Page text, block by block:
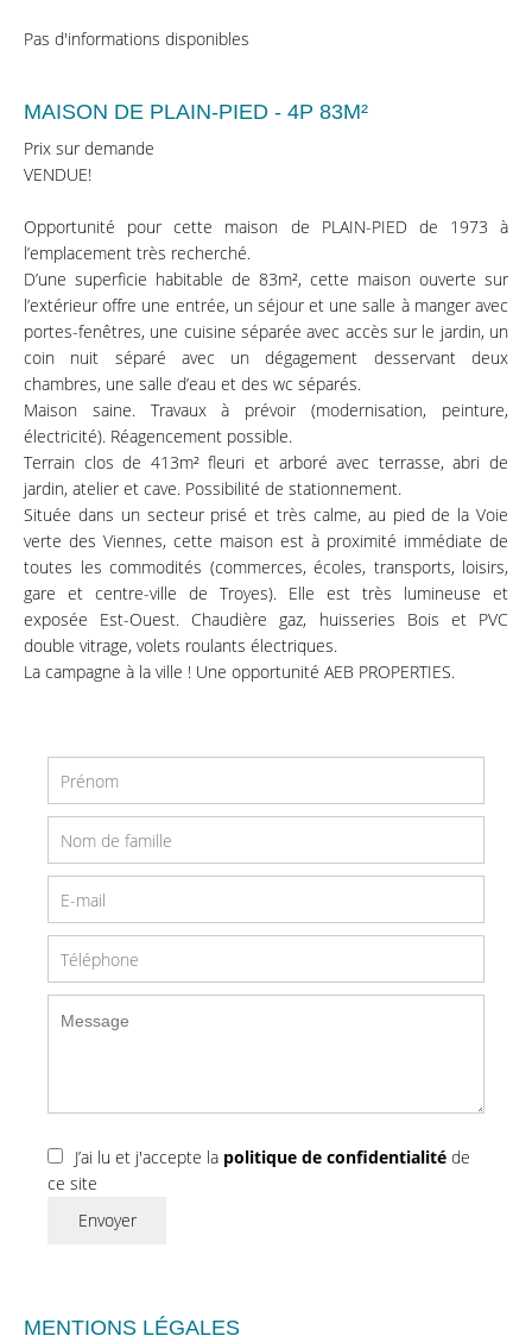
Pas d'informations disponibles
MAISON DE PLAIN-PIED - 4P 83M²
Prix sur demande
VENDUE!
Opportunité pour cette maison de PLAIN-PIED de 1973 à
l’emplacement très recherché.
D’une superficie habitable de 83m², cette maison ouverte sur
l’extérieur offre une entrée, un séjour et une salle à manger avec
portes-fenêtres, une cuisine séparée avec accès sur le jardin, un
coin nuit séparé avec un dégagement desservant deux
chambres, une salle d’eau et des wc séparés.
Maison saine. Travaux à prévoir (modernisation, peinture,
électricité). Réagencement possible.
Terrain clos de 413m² fleuri et arboré avec terrasse, abri de
jardin, atelier et cave. Possibilité de stationnement.
Située dans un secteur prisé et très calme, au pied de la Voie
verte des Viennes, cette maison est à proximité immédiate de
toutes les commodités (commerces, écoles, transports, loisirs,
gare et centre-ville de Troyes). Elle est très lumineuse et
exposée Est-Ouest. Chaudière gaz, huisseries Bois et PVC
double vitrage, volets roulants électriques.
La campagne à la ville ! Une opportunité AEB PROPERTIES.
J’ai lu et j'accepte la politique de confidentialité de
ce site
Envoyer
MENTIONS LÉGALES